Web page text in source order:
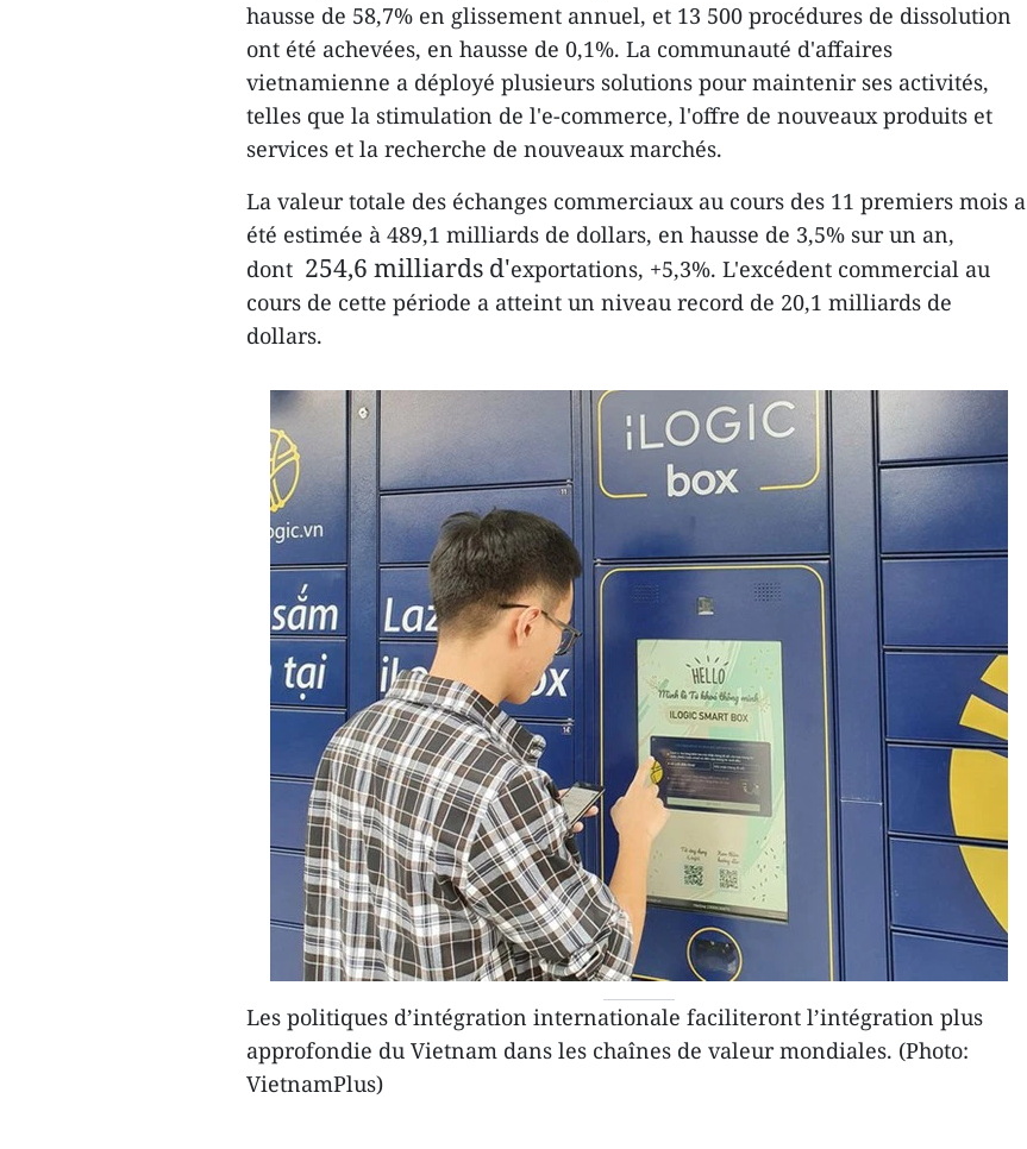
hausse de 58,7% en glissement annuel, et 13 500 procédures de dissolution
ont été achevées, en hausse de 0,1%. La communauté d'affaires
vietnamienne a déployé plusieurs solutions pour maintenir ses activités,
telles que la stimulation de l'e-commerce, l'offre de nouveaux produits et
services et la recherche de nouveaux marchés.
La valeur totale des échanges commerciaux au cours des 11 premiers mois a
été estimée à 489,1 milliards de dollars, en hausse de 3,5% sur un an,
dont 254,6 milliards d'exportations, +5,3%. L'excédent commercial au
cours de cette période a atteint un niveau record de 20,1 milliards de
dollars.
Les politiques d’intégration internationale faciliteront l’intégration plus
approfondie du Vietnam dans les chaînes de valeur mondiales. (Photo:
VietnamPlus)